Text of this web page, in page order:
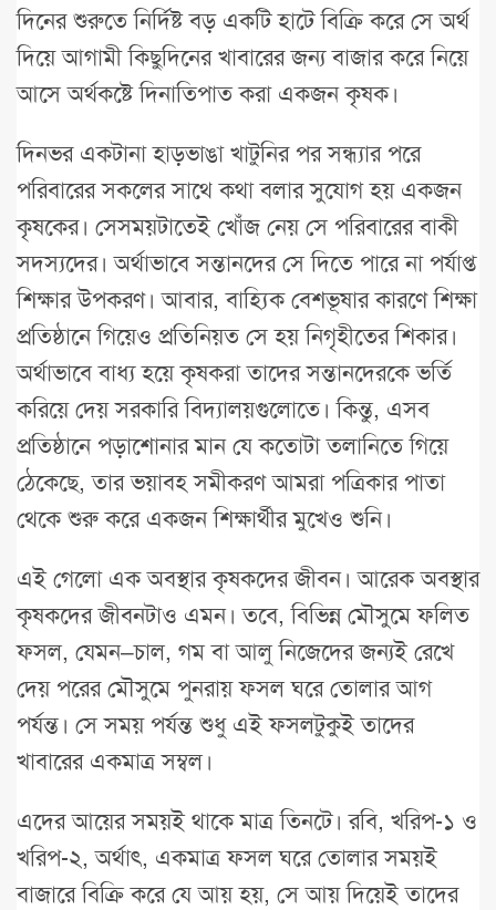
দিনের শুরুতে নির্দিষ্ট বড় একটি হাটে বিক্রি করে সে অর্থ
দিয়ে আগামী কিছুদিনের খাবারের জন্য বাজার করে নিয়ে
আসে অর্থকষ্টে দিনাতিপাত করা একজন কৃষক।
দিনভর একটানা হাড়ভাঙা খাটুনির পর সন্ধ্যার পরে
পরিবারের সকলের সাথে কথা বলার সুযোগ হয় একজন
কৃষকের। সেসময়টাতেই খোঁজ নেয় সে পরিবারের বাকী
সদস্যদের। অর্থাভাবে সন্তানদের সে দিতে পারে না পর্যাপ্ত
শিক্ষার উপকরণ। আবার, বাহ্যিক বেশভূষার কারণে শিক্ষা
প্রতিষ্ঠানে গিয়েও প্রতিনিয়ত সে হয় নিগৃহীতের শিকার।
অর্থাভাবে বাধ্য হয়ে কৃষকরা তাদের সন্তানদেরকে ভর্তি
করিয়ে দেয় সরকারি বিদ্যালয়গুলোতে। কিন্তু, এসব
প্রতিষ্ঠানে পড়াশোনার মান যে কতোটা তলানিতে গিয়ে
ঠেকেছে, তার ভয়াবহ সমীকরণ আমরা পত্রিকার পাতা
থেকে শুরু করে একজন শিক্ষার্থীর মুখেও শুনি।
এই গেলো এক অবস্থার কৃষকদের জীবন। আরেক অবস্থার
কৃষকদের জীবনটাও এমন। তবে, বিভিন্ন মৌসুমে ফলিত
ফসল, যেমন–চাল, গম বা আলু নিজেদের জন্যই রেখে
দেয় পরের মৌসুমে পুনরায় ফসল ঘরে তোলার আগ
পর্যন্ত। সে সময় পর্যন্ত শুধু এই ফসলটুকুই তাদের
খাবারের একমাত্র সম্বল।
এদের আয়ের সময়ই থাকে মাত্র তিনটে। রবি, খরিপ-১ ও
খরিপ-২, অর্থাৎ, একমাত্র ফসল ঘরে তোলার সময়ই
বাজারে বিক্রি করে যে আয় হয়, সে আয় দিয়েই তাদের